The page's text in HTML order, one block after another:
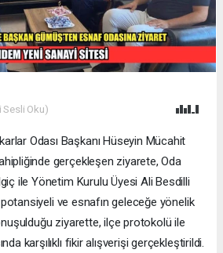
Sesli Oku)
Odası Başkanı Hüseyin Mücahit
gerçekleşen ziyarete, Oda
ile Yönetim Kurulu Üyesi Ali Besdilli
potansiyeli ve esnafın geleceğe yönelik
ziyarette, ilçe protokolü ile
karşılıklı fikir alışverişi gerçekleştirildi.